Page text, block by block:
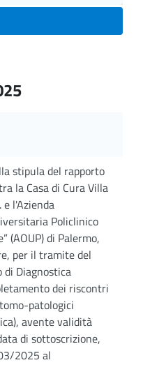
stipula del rapporto
la Casa di Cura Villa
l'Azienda
Policlinico
(AOUP) di Palermo,
per il tramite del
di Diagnostica
dei riscontri
patologici
avente validità
di sottoscrizione,
2025 al